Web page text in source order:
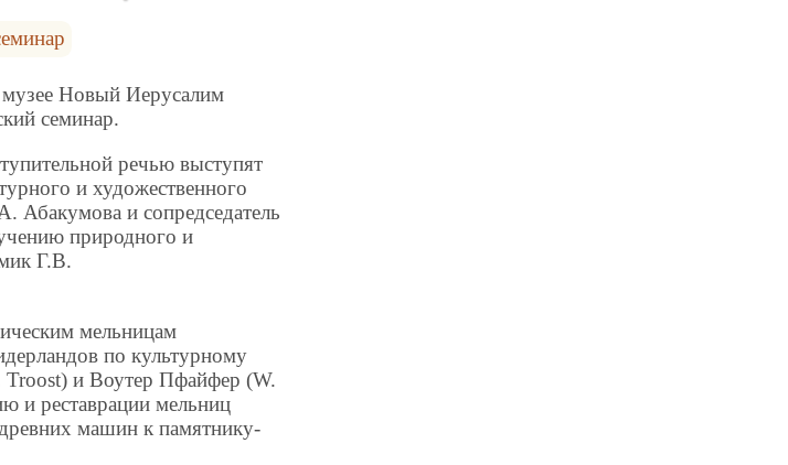
Новый Иерусалим
семинар.
речью выступят
и художественного
и сопредседатель
природного и
Г.В.
мельницам
по культурному
Troost) и Воутер Пфайфер (W.
и реставрации мельниц
машин к памятнику-